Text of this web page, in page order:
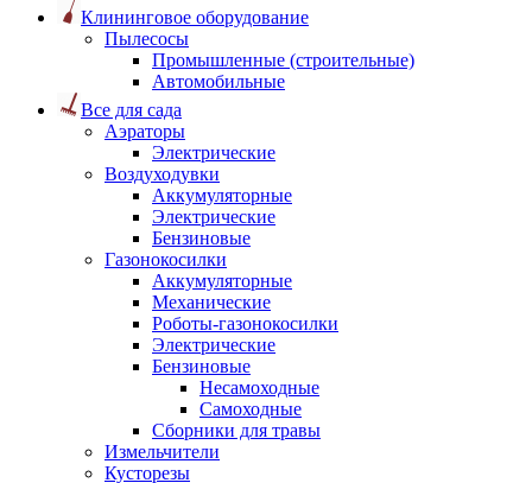
Клининговое оборудование
Пылесосы
Промышленные (строительные)
Автомобильные
Все для сада
Аэраторы
Электрические
Воздуходувки
Аккумуляторные
Электрические
Бензиновые
Газонокосилки
Аккумуляторные
Механические
Роботы-газонокосилки
Электрические
Бензиновые
Несамоходные
Самоходные
Сборники для травы
Измельчители
Кусторезы